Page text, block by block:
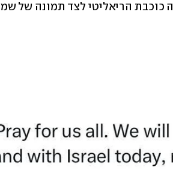
כוכבת הריאליטי לצד תמונה של